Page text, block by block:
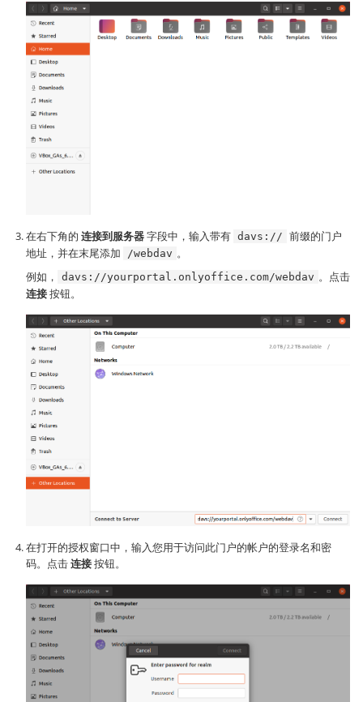
在右下角的 连接到服务器字段中，输入带有 davs:// 前缀的门户
地址，并在末尾添加
/webdav 。
例如，
davs://yourportal.onlyoffice.com/webdav 。点击
连接按钮。
在打开的授权窗口中，输入您用于访问此门户的帐户的登录名和密
码。点击连接按钮。